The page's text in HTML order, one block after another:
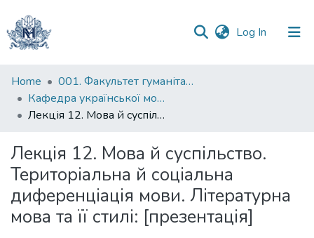
Log In (current)
Communities
&
Collections
Statistics
Home
001. Факультет гуманітарних наук
Кафедра української мови
Лекція 12. Мова й суспільство. Територіальна й соціальна диференціація мови. Літературна мова та її стилі: [презентація]
Лекція 12. Мова й суспільство.
Територіальна й соціальна
диференціація мови. Літературна
мова та її стилі: [презентація]